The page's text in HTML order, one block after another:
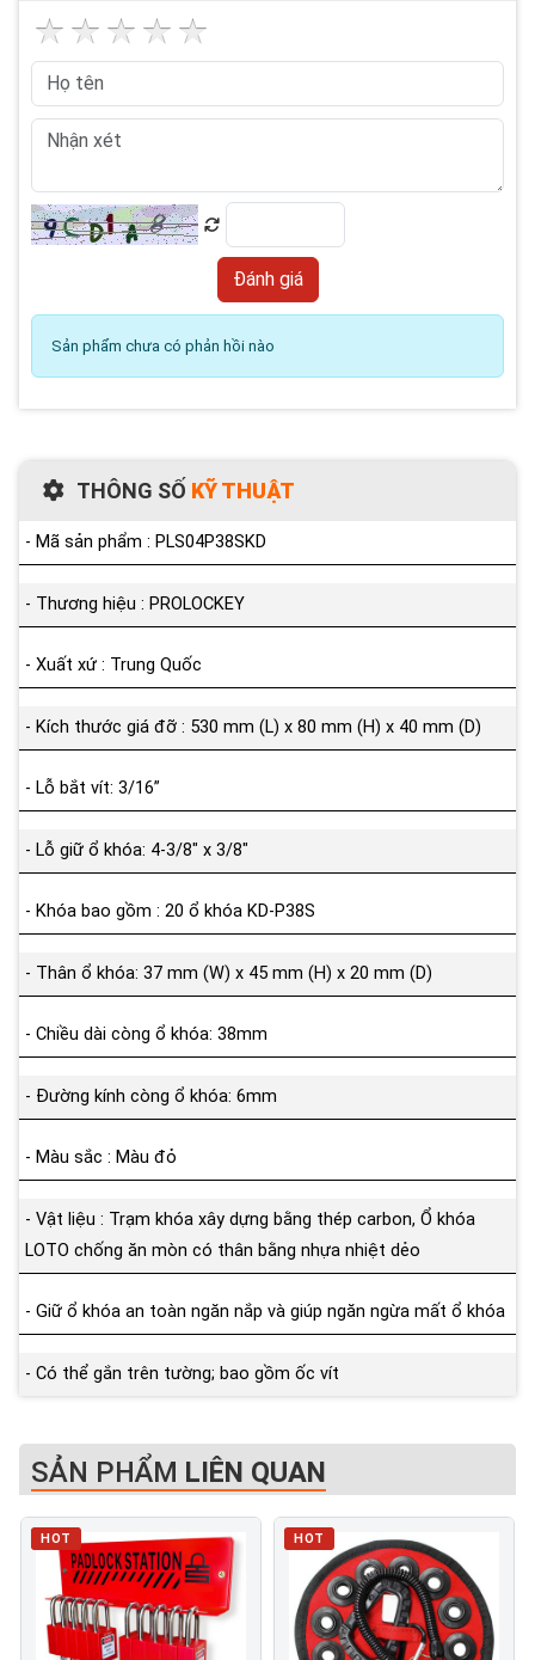
Sản phẩm chưa có phản hồi nào
THÔNG SỐ KỸ THUẬT
- Mã sản phẩm : PLS04P38SKD
- Thương hiệu : PROLOCKEY
- Xuất xứ : Trung Quốc
- Kích thước giá đỡ : 530 mm (L) x 80 mm (H) x 40 mm (D)
- Lỗ bắt vít: 3/16”
- Lỗ giữ ổ khóa: 4-3/8" x 3/8"
- Khóa bao gồm : 20 ổ khóa KD-P38S
- Thân ổ khóa: 37 mm (W) x 45 mm (H) x 20 mm (D)
- Chiều dài còng ổ khóa: 38mm
- Đường kính còng ổ khóa: 6mm
- Màu sắc : Màu đỏ
- Vật liệu : Trạm khóa xây dựng bằng thép carbon, Ổ khóa
LOTO chống ăn mòn có thân bằng nhựa nhiệt dẻo
- Giữ ổ khóa an toàn ngăn nắp và giúp ngăn ngừa mất ổ khóa
- Có thể gắn trên tường; bao gồm ốc vít
SẢN PHẨM LIÊN QUAN
HOT HOT